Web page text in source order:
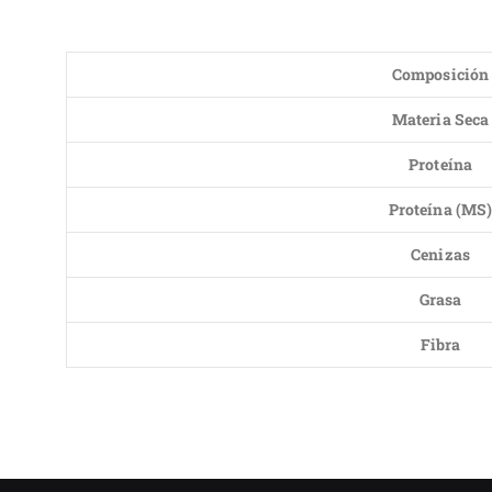
Composición
Materia Seca
Proteína
Proteína (MS)
Cenizas
Grasa
Fibra